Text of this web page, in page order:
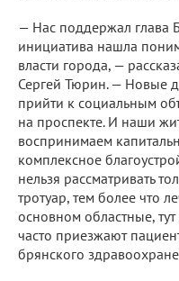
— Нас поддержал глава
инициатива нашла
власти города, —
Сергей Тюрин. — Новые
прийти к социальным
на проспекте. И наши
воспринимаем
комплексное
нельзя рассматривать
тротуар, тем более что
основном областные,
часто приезжают
брянского